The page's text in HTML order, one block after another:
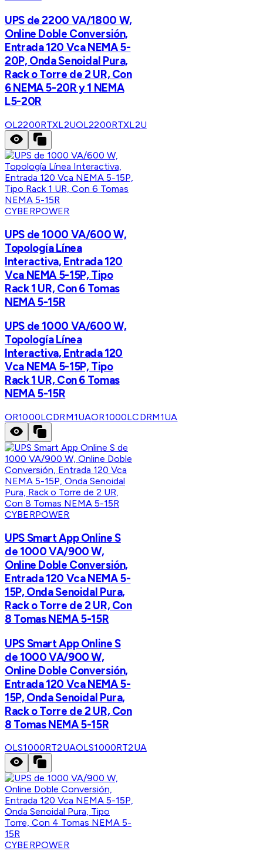
UPS de 2200 VA/1800 W,
Online Doble Conversión,
Entrada 120 Vca NEMA 5-
20P, Onda Senoidal Pura,
Rack o Torre de 2 UR, Con
6 NEMA 5-20R y 1 NEMA
L5-20R
OL2200RTXL2UOL2200RTXL2U
CYBERPOWER
UPS de 1000 VA/600 W,
Topología Línea
Interactiva, Entrada 120
Vca NEMA 5-15P, Tipo
Rack 1 UR, Con 6 Tomas
NEMA 5-15R
UPS de 1000 VA/600 W,
Topología Línea
Interactiva, Entrada 120
Vca NEMA 5-15P, Tipo
Rack 1 UR, Con 6 Tomas
NEMA 5-15R
OR1000LCDRM1UAOR1000LCDRM1UA
CYBERPOWER
UPS Smart App Online S
de 1000 VA/900 W,
Online Doble Conversión,
Entrada 120 Vca NEMA 5-
15P, Onda Senoidal Pura,
Rack o Torre de 2 UR, Con
8 Tomas NEMA 5-15R
UPS Smart App Online S
de 1000 VA/900 W,
Online Doble Conversión,
Entrada 120 Vca NEMA 5-
15P, Onda Senoidal Pura,
Rack o Torre de 2 UR, Con
8 Tomas NEMA 5-15R
OLS1000RT2UAOLS1000RT2UA
CYBERPOWER